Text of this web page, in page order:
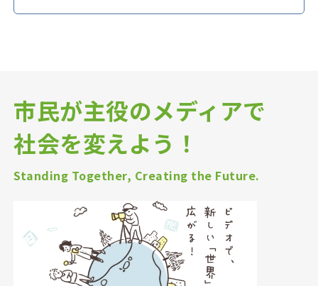
市民が主役のメディアで
社会を変えよう！
Standing Together, Creating the Future.